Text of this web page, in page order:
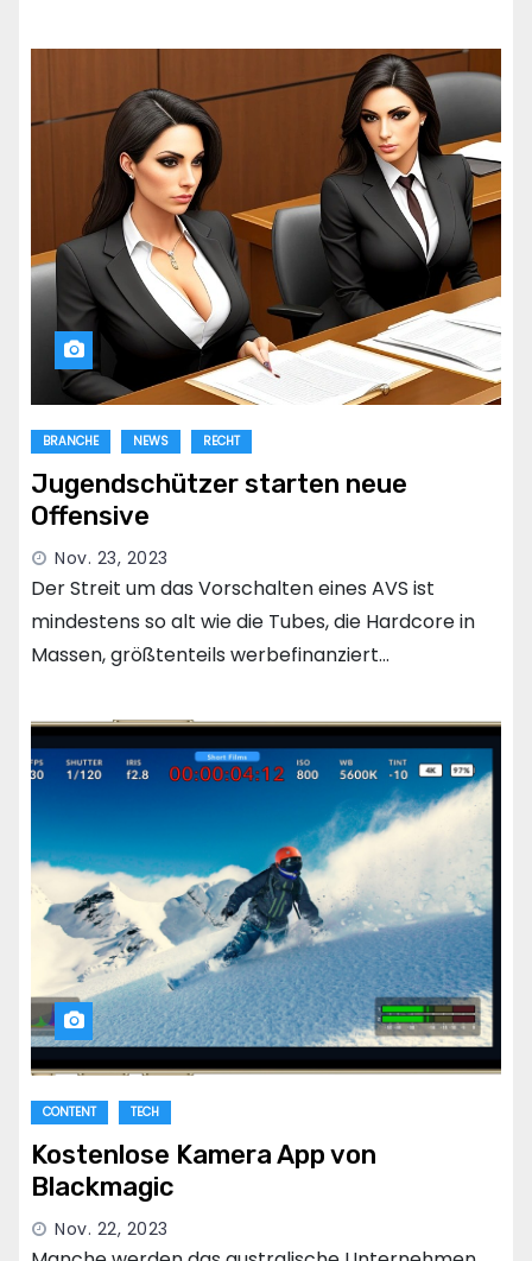
BRANCHE NEWS RECHT
Jugendschützer starten neue
Offensive
Nov. 23, 2023
Der Streit um das Vorschalten eines AVS ist
mindestens so alt wie die Tubes, die Hardcore in
Massen, größtenteils werbefinanziert…
CONTENT TECH
Kostenlose Kamera App von
Blackmagic
Nov. 22, 2023